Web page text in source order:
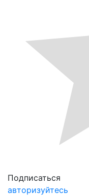
Подписаться
авторизуйтесь